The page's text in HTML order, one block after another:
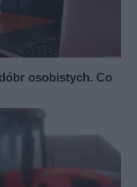
osobistych. Co